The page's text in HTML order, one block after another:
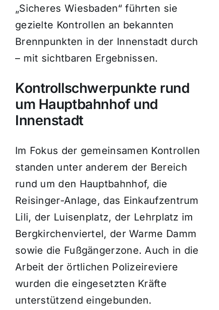
„Sicheres Wiesbaden“ führten sie
gezielte Kontrollen an bekannten
Brennpunkten in der Innenstadt durch
– mit sichtbaren Ergebnissen.
Kontrollschwerpunkte rund
um Hauptbahnhof und
Innenstadt
Im Fokus der gemeinsamen Kontrollen
standen unter anderem der Bereich
rund um den Hauptbahnhof, die
Reisinger-Anlage, das Einkaufzentrum
Lili, der Luisenplatz, der Lehrplatz im
Bergkirchenviertel, der Warme Damm
sowie die Fußgängerzone. Auch in die
Arbeit der örtlichen Polizeireviere
wurden die eingesetzten Kräfte
unterstützend eingebunden.